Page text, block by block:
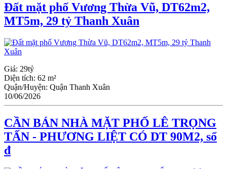
Đất mặt phố Vương Thừa Vũ, DT62m2,
MT5m, 29 tỷ Thanh Xuân
Giá: 29tỷ
Diện tích: 62 m²
Quận/Huyện: Quận Thanh Xuân
10/06/2026
CẦN BÁN NHÀ MẶT PHỐ LÊ TRỌNG
TẤN - PHƯƠNG LIỆT CÓ DT 90M2, sổ
đ